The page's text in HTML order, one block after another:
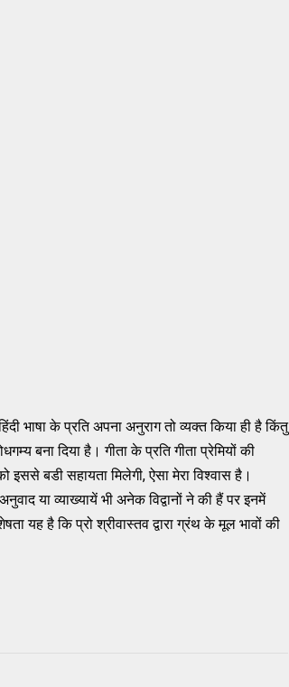
भाषा के प्रति अपना अनुराग तो व्यक्त किया ही है किंतु
बना दिया है। गीता के प्रति गीता प्रेमियों की
बडी सहायता मिलेगी, ऐसा मेरा विश्वास है।
या व्याख्यायें भी अनेक विद्वानों ने की हैं पर इनमें
यह है कि प्रो श्रीवास्तव द्वारा ग्रंथ के मूल भावों की